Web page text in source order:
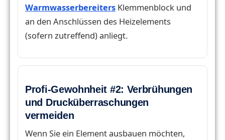
Warmwasserbereiters Klemmenblock und
an den Anschlüssen des Heizelements
(sofern zutreffend) anliegt.
Profi-Gewohnheit #2: Verbrühungen
und Drucküberraschungen
vermeiden
Wenn Sie ein Element ausbauen möchten,